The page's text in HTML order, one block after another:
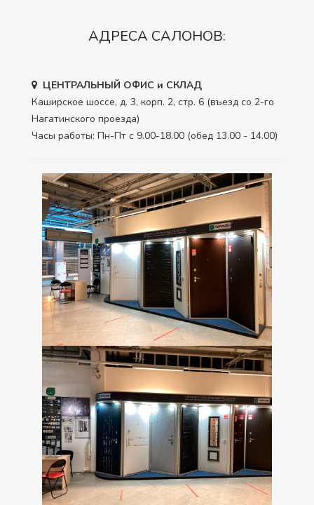
АДРЕСА САЛОНОВ:
ЦЕНТРАЛЬНЫЙ ОФИС и СКЛАД
Каширское шоссе, д. 3, корп. 2, стр. 6 (въезд со 2-го
Нагатинского проезда)
Часы работы: Пн-Пт с 9.00-18.00 (обед 13.00 - 14.00)